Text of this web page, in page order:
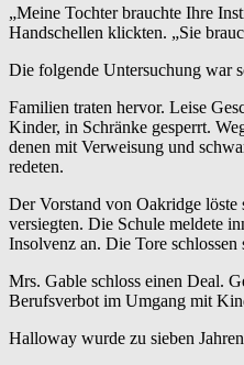
„Meine Tochter brauchte Ihre
Handschellen klickten. „Sie
Die folgende Untersuchung war
Familien traten hervor. Leise
Kinder, in Schränke gesperrt.
denen mit Verweisung und
redeten.
Der Vorstand von Oakridge löste
versiegten. Die Schule meldete
Insolvenz an. Die Tore schlossen
Mrs. Gable schloss einen Deal.
Berufsverbot im Umgang mit
Halloway wurde zu sieben